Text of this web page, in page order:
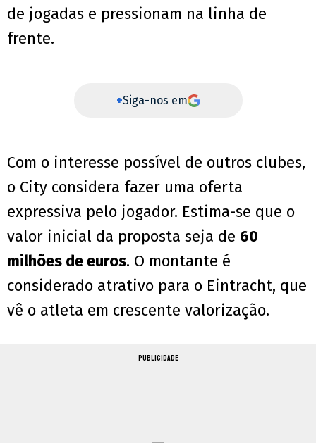
de jogadas e pressionam na linha de
frente.
+Siga-nos em
Com o interesse possível de outros clubes,
o City considera fazer uma oferta
expressiva pelo jogador. Estima-se que o
valor inicial da proposta seja de 60
milhões de euros. O montante é
considerado atrativo para o Eintracht, que
vê o atleta em crescente valorização.
PUBLICIDADE